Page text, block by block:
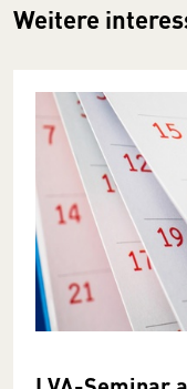
Weitere